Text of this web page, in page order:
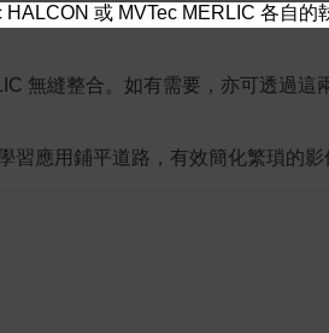
或 MVTec MERLIC 各自
無縫整合。如有需要，亦可透過
應用鋪平道路，有效簡化繁瑣的